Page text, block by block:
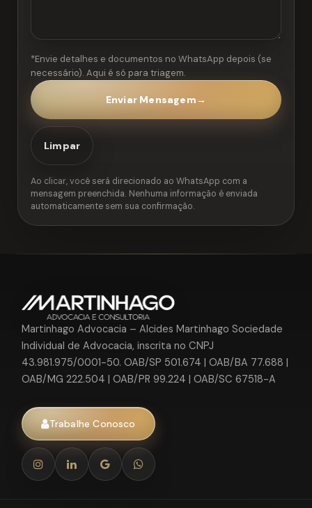
*Envie detalhes e documentos no WhatsApp depois (se
necessário). Aqui é só para triagem.
Enviar Mensagem →
Limpar
Ao clicar, você será direcionado ao WhatsApp com a
mensagem preenchida. Nenhuma informação é enviada
automaticamente sem sua confirmação.
Martinhago Advocacia – Alcides Martinhago Sociedade
Individual de Advocacia, inscrita no CNPJ
43.981.975/0001-50. OAB/SP 501.674 | OAB/BA 77.688 |
OAB/MG 222.504 | OAB/PR 99.224 | OAB/SC 67518-A
Trabalhe Conosco